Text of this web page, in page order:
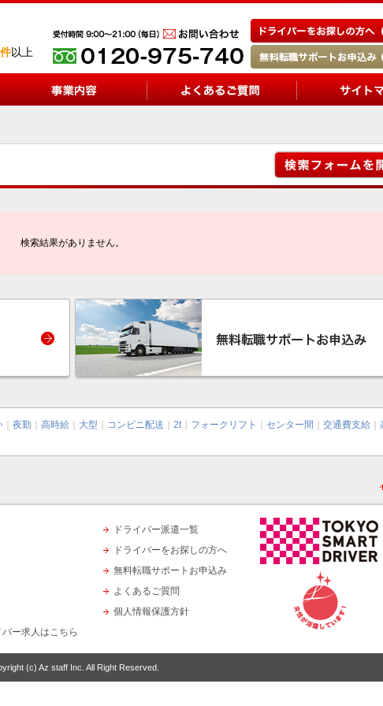
以上
検索結果がありません。
夜勤 高時給 大型 コンビニ配送 2t｜ フォークリフト センター間 交通費支給
ー求人はこちら
ドライバー派遣一覧
ドライバーをお探しの方へ
無料転職サポートお申込み
よくあるご質問
個人情報保護方針
(c) Az staff Inc. All Right Reserved.